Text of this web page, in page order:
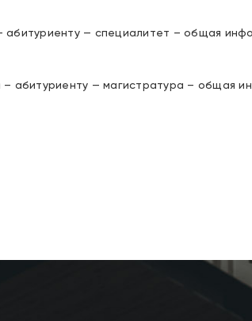
— специалитет – общая
абитуриенту — магистратура – общая